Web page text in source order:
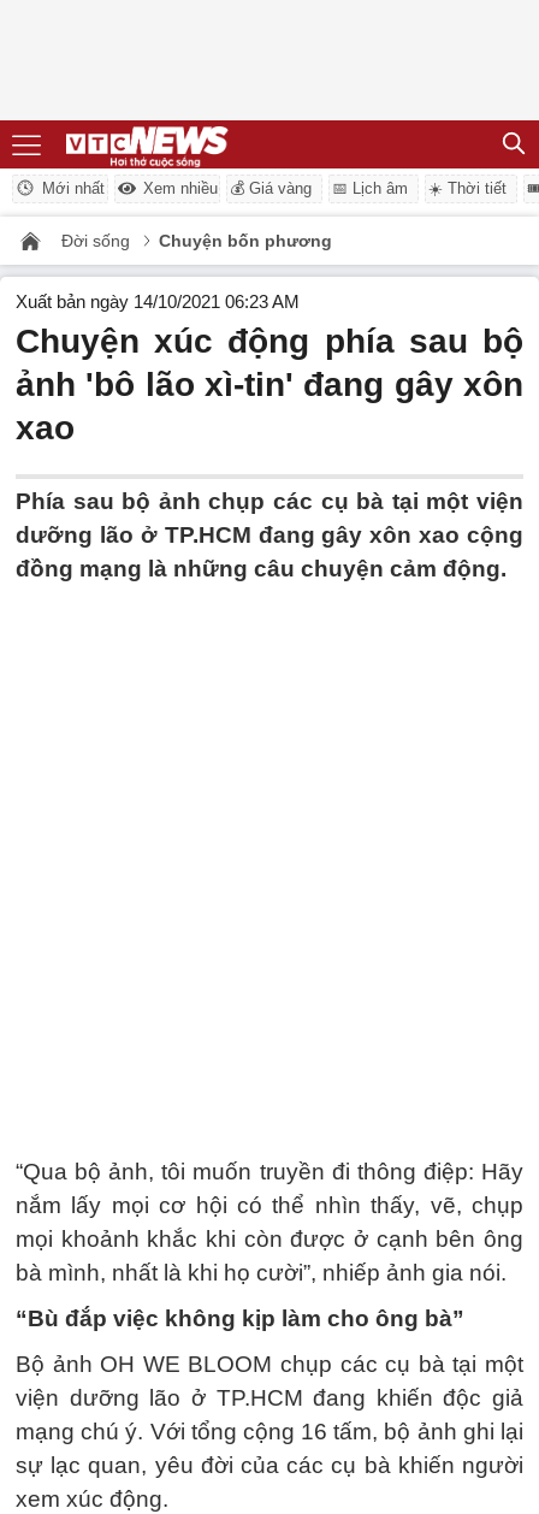
Mới nhất Xem nhiều 💰 Giá vàng 📅 Lịch âm ☀️ Thời tiết
Đời sống Chuyện bốn phương
Xuất bản ngày 14/10/2021 06:23 AM
Chuyện xúc động phía sau bộ
ảnh 'bô lão xì-tin' đang gây xôn
xao
Phía sau bộ ảnh chụp các cụ bà tại một viện
dưỡng lão ở TP.HCM đang gây xôn xao cộng
đồng mạng là những câu chuyện cảm động.
“Qua bộ ảnh, tôi muốn truyền đi thông điệp: Hãy
nắm lấy mọi cơ hội có thể nhìn thấy, vẽ, chụp
mọi khoảnh khắc khi còn được ở cạnh bên ông
bà mình, nhất là khi họ cười”, nhiếp ảnh gia nói.
“Bù đắp việc không kịp làm cho ông bà”
Bộ ảnh OH WE BLOOM chụp các cụ bà tại một
viện dưỡng lão ở TP.HCM đang khiến độc giả
mạng chú ý. Với tổng cộng 16 tấm, bộ ảnh ghi lại
sự lạc quan, yêu đời của các cụ bà khiến người
xem xúc động.